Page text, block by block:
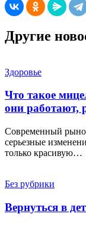
Другие
Здоровье
Что такое
они работают,
Современный
серьезные
только красивую…
Без рубрики
Вернуться в